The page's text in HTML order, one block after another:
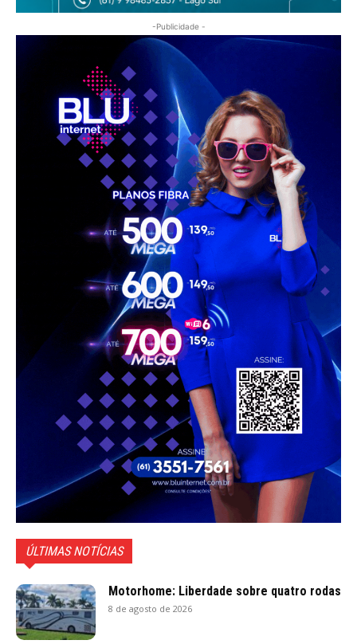
-Publicidade -
ÚLTIMAS NOTÍCIAS
Motorhome: Liberdade sobre quatro rodas
8 de agosto de 2026